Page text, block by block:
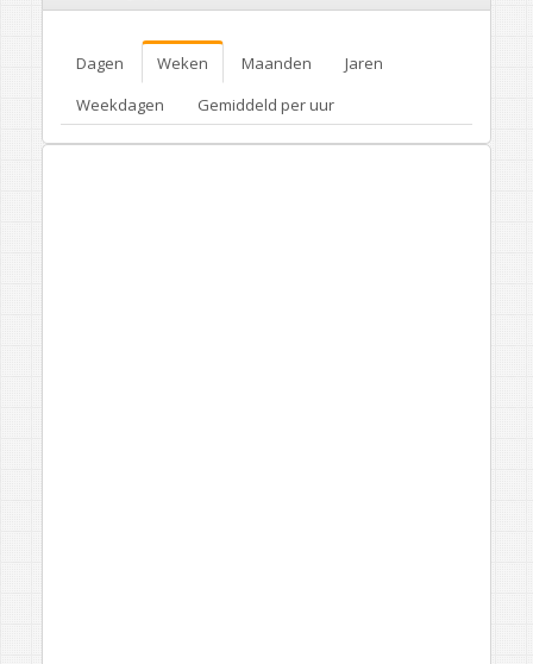
Dagen Weken Maanden
Jaren
Weekdagen
Gemiddeld per uur